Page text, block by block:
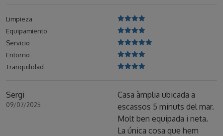
Limpieza
Equipamiento
Servicio
Entorno
Tranquilidad
Sergi
09/07/2025
Casa àmplia ubicada a
escassos 5 minuts del mar.
Molt ben equipada i neta.
La única cosa que hem